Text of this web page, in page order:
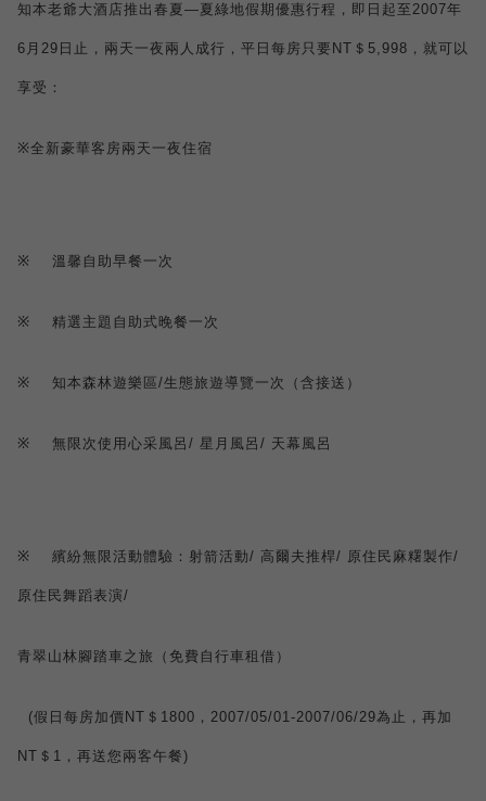
知本老爺大酒店推出春夏—夏綠地假期優惠行程，即日起至2007年
6 月 29 日 止，兩天一夜兩人成行，平日每房只要 NT ＄ 5,998 ，就可以
享受：
※全新豪華客房兩天一夜住宿
※ 溫馨自助早餐一次
※ 精選主題自助式晚餐一次
※ 知本森林遊樂區/生態旅遊導覽一次（含接送）
※ 無限次使用心采風呂 / 星月風呂 / 天幕風呂
※ 繽紛無限活動體驗：射箭活動/ 高爾夫推桿/ 原住民麻糬製作/
原住民舞蹈表演/
青翠山林腳踏車之旅（免費自行車租借）
(假日每房加價 NT ＄ 1800 ， 2007/05/01-2007/06/29為止，再加
NT ＄ 1 ，再送您兩客午餐)